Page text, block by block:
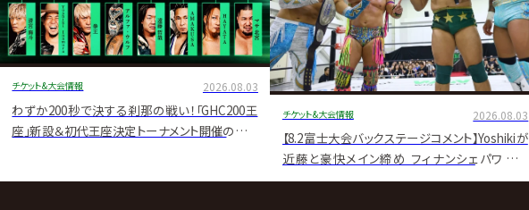
チケット&大会情報 2026.08.03
わずか200秒で決する刹那の戦い！「GHC200王
座」新設＆初代王座決定トーナメント開催のお知
チケット&大会情報 2026.08.03
【8.2富士大会バックステージコメント】Yoshikiが
近藤と豪快メイン締め フィナンシェパワーで
『GHC200』獲りへ弾み▼Eitaが一夜で反撃ピン、